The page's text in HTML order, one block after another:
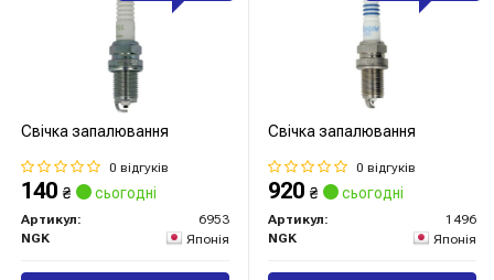
Свічка запалювання
0 відгуків
140 ₴ сьогодні
Артикул:
6953
NGK
Японія
Свічка запалювання
0 відгуків
920 ₴ сьогодні
Артикул:
1496
NGK
Японія